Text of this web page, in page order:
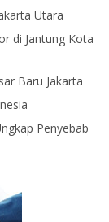
Utara
di Jantung Kota
Baru Jakarta
Penyebab